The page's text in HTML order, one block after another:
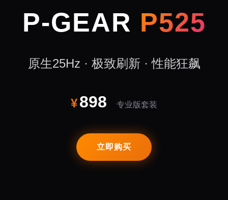
P-GEAR P525
原生25Hz · 极致刷新 · 性能狂飙
¥898 专业版套装
立即购买